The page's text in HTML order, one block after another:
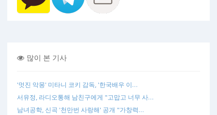
많이 본 기사
'멋진 악몽' 미타니 코키 감독, '한국배우 이…
서유정, 라디오통해 남친구에게 "고맙고 너무 사…
남녀공학, 신곡 '천만번 사랑해' 공개 "가창력…